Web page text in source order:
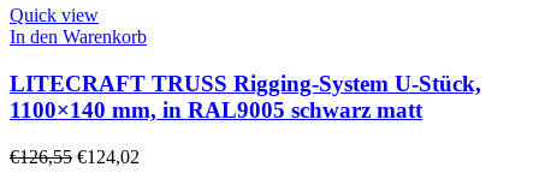
Quick view
In den Warenkorb
LITECRAFT TRUSS Rigging-System U-Stück,
1100×140 mm, in RAL9005 schwarz matt
€126,55 €124,02